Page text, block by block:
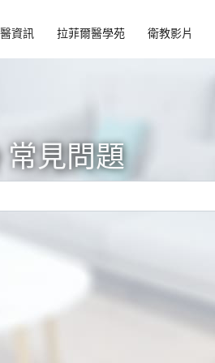
資訊 拉菲爾醫學苑 衛教影片
常見問題